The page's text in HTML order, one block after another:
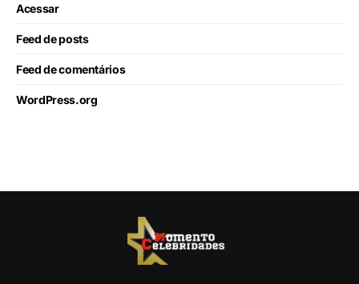
Acessar
Feed de posts
Feed de comentários
WordPress.org